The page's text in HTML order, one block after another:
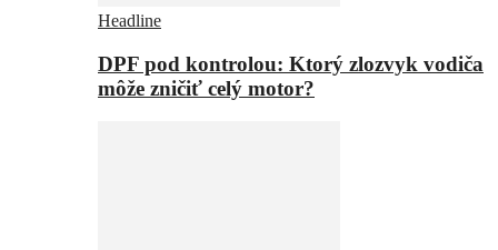
Headline
DPF pod kontrolou: Ktorý zlozvyk vodiča
môže zničiť celý motor?